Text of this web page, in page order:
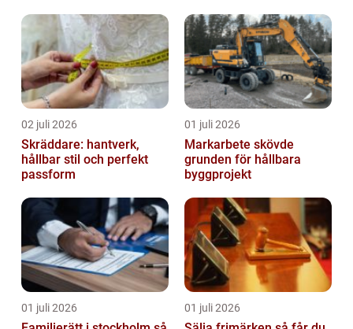
02 juli 2026
Skräddare: hantverk,
hållbar stil och perfekt
passform
01 juli 2026
Markarbete skövde
grunden för hållbara
byggprojekt
01 juli 2026 01 juli 2026